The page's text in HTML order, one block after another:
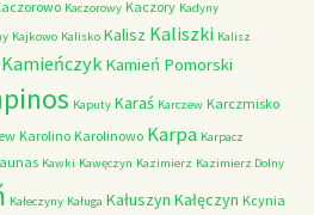
Kaczorowy Kaczory Kadyny
Kajkowo Kalisko Kalisz Kaliszki Kalisz
Kamieńczyk Kamień Pomorski
Kaputy Karaś Karczew Karczmisko
Karolino Karolinowo Karpa Karpacz
Kawki Kawęczyn Kazimierz Kazimierz Dolny
Kałeczyny Kaługa Kałuszyn Kałęczyn Kcynia